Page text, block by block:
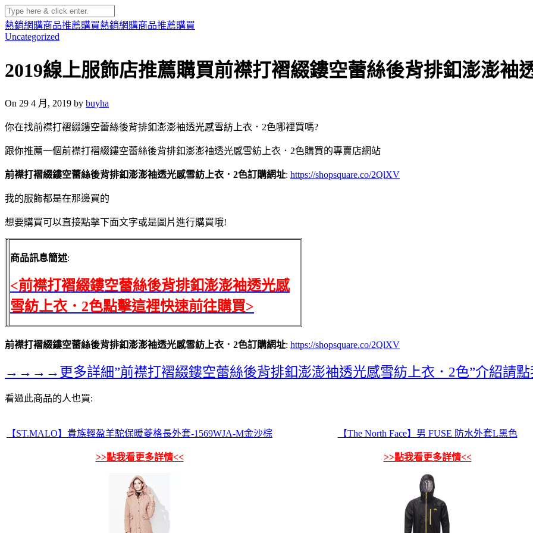
熱銷網購商品推薦購買熱銷網購商品推薦購買
Uncategorized
2019線上服飾店推薦購買前襟打褶綴鏤空蕾絲後背排釦澎澎袖
On 29 4 月, 2019 by buyha
你在找前襟打褶綴鏤空蕾絲後背排釦澎澎袖透光感雪紡上衣．2色哪裡買嗎?
跟你推薦一個前襟打褶綴鏤空蕾絲後背排釦澎澎袖透光感雪紡上衣．2色購買的專賣店網站
前襟打褶綴鏤空蕾絲後背排釦澎澎袖透光感雪紡上衣．2色訂購網址: https://shopsquare.co/2QlXV
我的服飾都是在那邊買的
想要購買可以直接點擊下面文字或是圖片進行購買哦!
商品訊息簡述:
<前襟打褶綴鏤空蕾絲後背排釦澎澎袖透光感
雪紡上衣．2色點擊這裡快速前往購買>
前襟打褶綴鏤空蕾絲後背排釦澎澎袖透光感雪紡上衣．2色訂購網址: https://shopsquare.co/2QlXV
→→→→更多詳細”前襟打褶綴鏤空蕾絲後背排釦澎澎袖透光感雪紡上衣．2色”介紹
看過此商品的人也買:
【ST.MALO】貴族輕盈羊駝保暖菱格長外套-1569WJA-M金沙棕
>>點我看更多詳情<<
【The North Face】男 FUSE 防水外套L黑色
>>點我看更多詳情<<